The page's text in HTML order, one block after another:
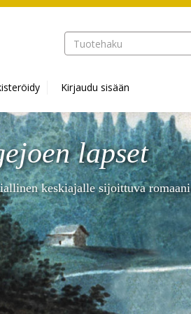
Kirjaudu sisään
lapset
keskiajalle sijoittuva romaani